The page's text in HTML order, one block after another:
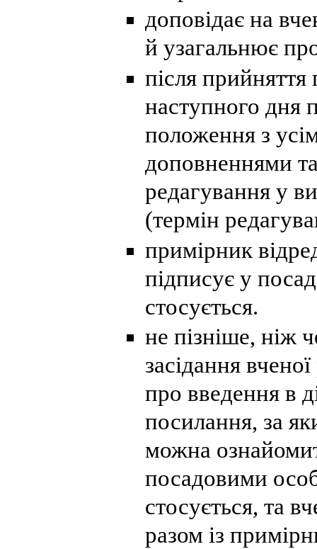
доповідає на
й узагальнює
після
наступного дня
положення з
доповненнями
редагування у
(термін
примірник
підписує у
стосується.
не пізніше, ніж
засідання
про введення в
посилання, за
можна
посадовими
стосується, та
разом із